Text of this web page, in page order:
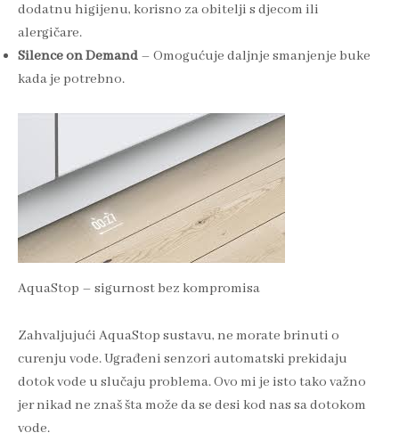
dodatnu higijenu, korisno za obitelji s djecom ili
alergičare.
Silence on Demand – Omogućuje daljnje smanjenje buke
kada je potrebno.
AquaStop – sigurnost bez kompromisa
Zahvaljujući AquaStop sustavu, ne morate brinuti o
curenju vode. Ugrađeni senzori automatski prekidaju
dotok vode u slučaju problema. Ovo mi je isto tako važno
jer nikad ne znaš šta može da se desi kod nas sa dotokom
vode.